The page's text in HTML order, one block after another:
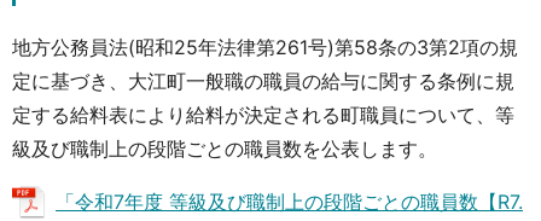
地方公務員法(昭和25年法律第261号)第58条の3第2項の規
定に基づき、大江町一般職の職員の給与に関する条例に規
定する給料表により給料が決定される町職員について、等
級及び職制上の段階ごとの職員数を公表します。
「令和7年度 等級及び職制上の段階ごとの職員数【R7.